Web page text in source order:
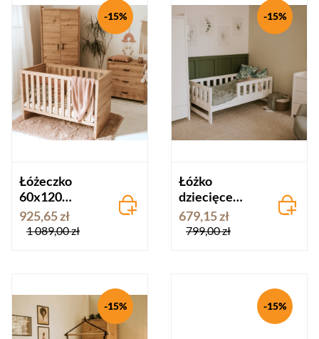
Łóżeczko
60x120
AMELIA dąb -
wersja I
925,65 zł
1 089,00 zł
-15%
Łóżko
dziecięce
160x80
AMELIA biel
679,15 zł
799,00 zł
-15%
-15% -15%